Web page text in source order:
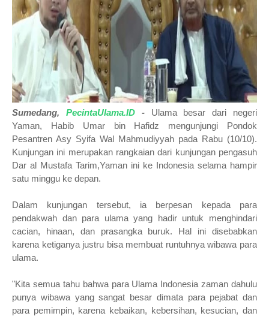
Sumedang, PecintaUlama.ID- Ulama besar dari negeri
Yaman, Habib Umar bin Hafidz mengunjungi Pondok
Pesantren Asy Syifa Wal Mahmudiyyah pada Rabu (10/10).
Kunjungan ini merupakan rangkaian dari kunjungan pengasuh
Dar al Mustafa Tarim,Yaman ini ke Indonesia selama hampir
satu minggu ke depan.
Dalam kunjungan tersebut, ia berpesan kepada para
pendakwah dan para ulama yang hadir untuk menghindari
cacian, hinaan, dan prasangka buruk. Hal ini disebabkan
karena ketiganya justru bisa membuat runtuhnya wibawa para
ulama.
"Kita semua tahu bahwa para Ulama Indonesia zaman dahulu
punya wibawa yang sangat besar dimata para pejabat dan
para pemimpin, karena kebaikan, kebersihan, kesucian, dan